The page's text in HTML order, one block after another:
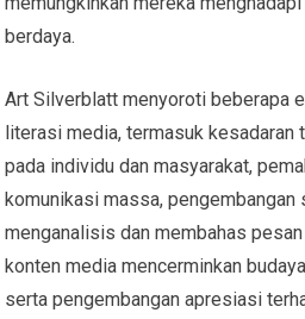
berdaya.
Art Silverblatt menyoroti beberapa
literasi media, termasuk kesadaran
pada individu dan masyarakat,
komunikasi massa, pengembangan
menganalisis dan membahas
konten media mencerminkan
serta pengembangan apresiasi